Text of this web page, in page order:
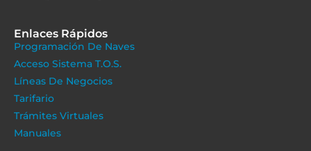
Enlaces Rápidos
Programación De Naves
Acceso Sistema T.O.S.
Líneas De Negocios
Tarifario
Trámites Virtuales
Manuales